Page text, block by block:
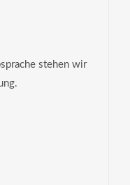
stehen wir